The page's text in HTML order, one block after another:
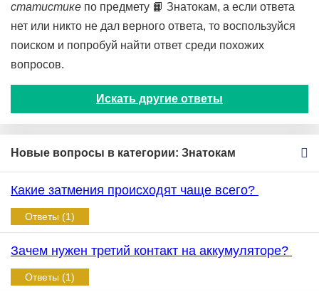
статистике по предмету 📙 Знатокам, а если ответа
нет или никто не дал верного ответа, то воспользуйся
поиском и попробуй найти ответ среди похожих
вопросов.
Искать другие ответы
Новые вопросы в категории: Знатокам
Какие затмения происходят чаще всего?
Ответы (1)
Зачем нужен третий контакт на аккумуляторе?
Ответы (1)